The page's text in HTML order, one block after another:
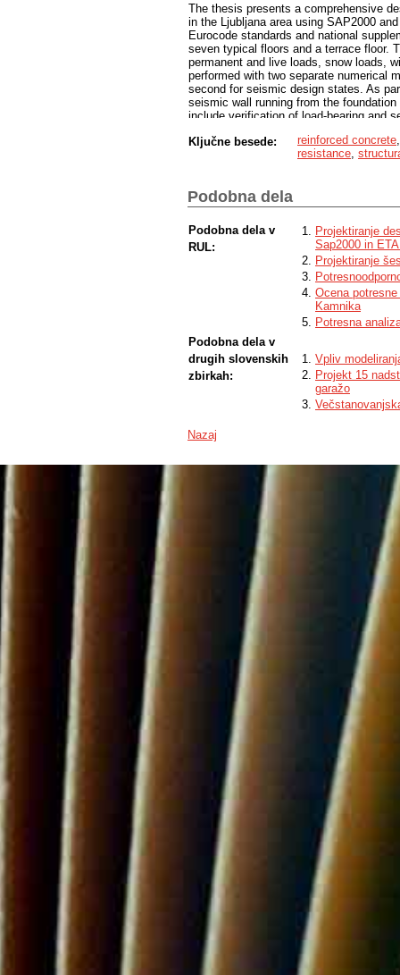
The thesis presents a comprehensive
in the Ljubljana area using SAP2000
Eurocode standards and national
seven typical floors and a terrace floor.
permanent and live loads, snow loads,
performed with two separate numerical
second for seismic design states. As
seismic wall running from the
include verification of load-bearing and
the use of modern tools for reliable and
Ključne besede: reinforced concrete
resistance
Podobna dela
Podobna dela v
RUL:
Projektiranje
Sap2000 in
Projektiranje
Ocena
Kamnika
Potresna
Podobna dela v
drugih slovenskih
zbirkah:
Vpliv
Projekt 15
garažo
Nazaj